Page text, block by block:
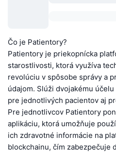
Čo je Patientory?
Patientory je priekopnícka
starostlivosti, ktorá využíva
revolúciu v spôsobe správy a
údajom. Slúži dvojakému
pre jednotlivých pacientov aj
Pre jednotlivcov Patientory
aplikáciu, ktorá umožňuje
ich zdravotné informácie na
blockchainu, čím zabezpečuje